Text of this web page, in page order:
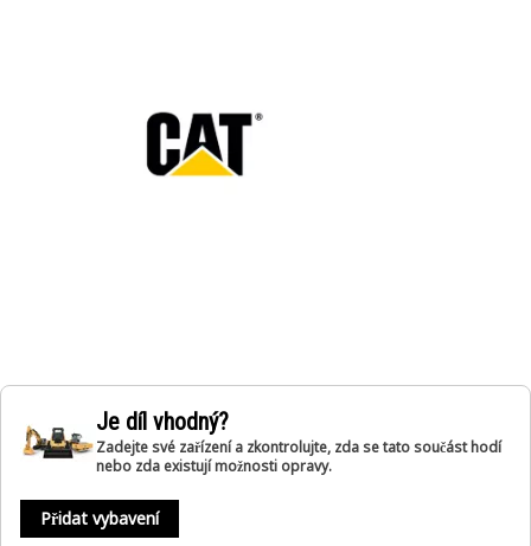
Je díl vhodný?
Zadejte své zařízení a zkontrolujte, zda se tato součást hodí
nebo zda existují možnosti opravy.
Přidat vybavení